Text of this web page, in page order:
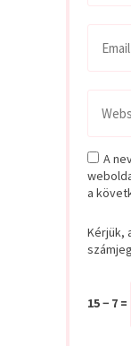
A
a
Kérjük,
15 − 7 =